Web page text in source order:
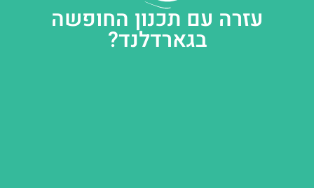
עזרה עם תכנון החופשה
בגארדלנד?